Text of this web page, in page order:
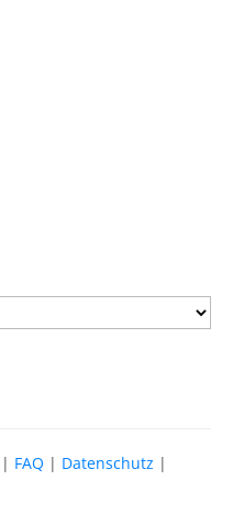
| FAQ | Datenschutz |